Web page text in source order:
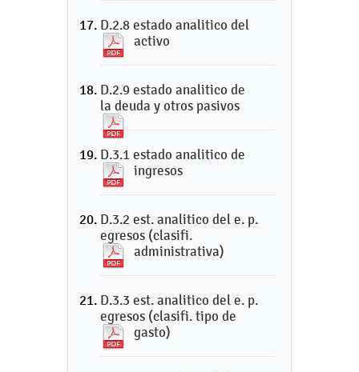
D.2.8 estado analitico del
activo
D.2.9 estado analitico de
la deuda y otros pasivos
D.3.1 estado analitico de
ingresos
D.3.2 est. analitico del e. p.
egresos (clasifi.
administrativa)
D.3.3 est. analitico del e. p.
egresos (clasifi. tipo de
gasto)